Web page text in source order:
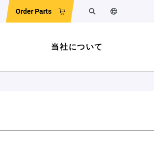
Order Parts 検索 ウェブサイ
当社について